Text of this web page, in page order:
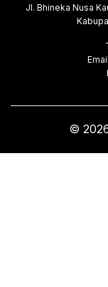
Jl. Bhineka Nusa
©